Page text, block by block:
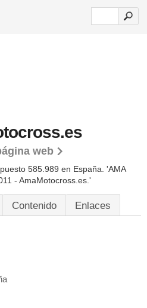
web
585.989 en España. 'AMA
- AmaMotocross.es.'
Contenido
Enlaces